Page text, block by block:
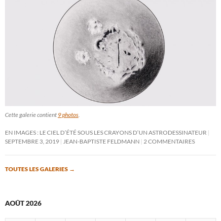
Cette galerie contient 9 photos
EN IMAGES : LE CIEL D’ÉTÉ SOUS LES CRAYONS D’UN ASTRODESSINATEUR
SEPTEMBRE 3, 2019
JEAN-BAPTISTE FELDMANN 2 COMMENTAIRES
TOUTES LES GALERIES →
AOÛT 2026